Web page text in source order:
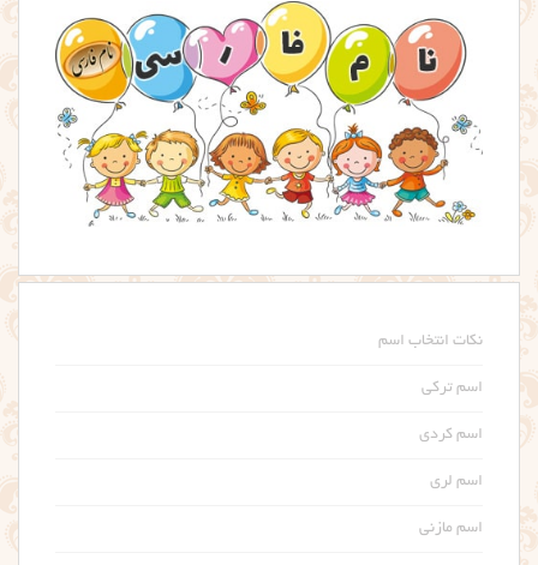
نکات انتخاب اسم
اسم ترکی
اسم کردی
اسم لری
اسم مازنی